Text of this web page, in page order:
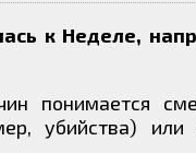
к Неделе,
понимается
убийства)